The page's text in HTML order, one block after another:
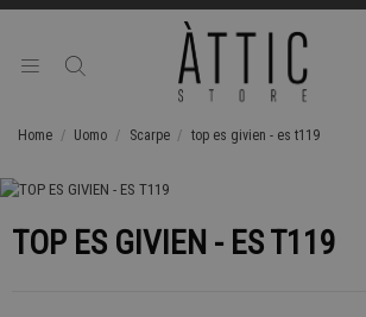
Home Uomo Scarpe top es givien - es t119
TOP ES GIVIEN - ES T119